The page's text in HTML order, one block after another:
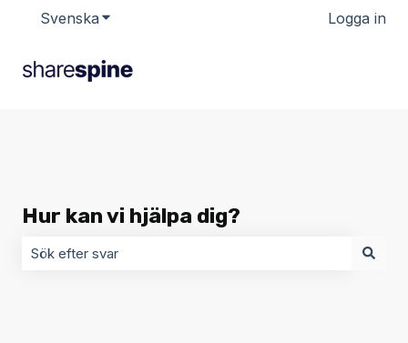
Svenska Visa undermenyer för översättningarLogga in
Hur kan vi hjälpa dig?